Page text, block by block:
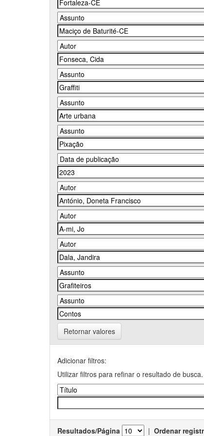
Retornar valores
Adicionar filtros:
Utilizar filtros para refinar o resultado de busca.
Resultados/Página | Ordenar